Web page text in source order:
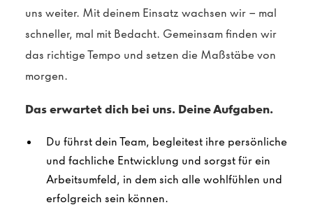
uns weiter. Mit deinem Einsatz wachsen wir – mal
schneller, mal mit Bedacht. Gemeinsam finden wir
das richtige Tempo und setzen die Maßstäbe von
morgen.
Das erwartet dich bei uns. Deine Aufgaben.
Du führst dein Team, begleitest ihre persönliche
und fachliche Entwicklung und sorgst für ein
Arbeitsumfeld, in dem sich alle wohlfühlen und
erfolgreich sein können.